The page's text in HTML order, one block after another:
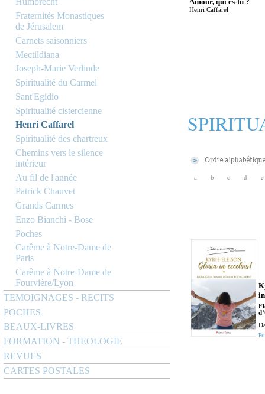
Fraternités Monastiques
de Jérusalem
Carnets saisonniers
Mectildiana
Joseph-Marie Verlinde
Spiritualité du Carmel
Sant'Egidio
Spiritualité cistercienne
Henri Caffarel
Spiritualité des chartreux
Chemins vers le silence
intérieur
Au fil de l'année
Patrick Chauvet
Grands Carmes
Enzo Bianchi - Bose
Poches
Carême à Notre-Dame de
Paris
Carême à Notre-Dame de
Fourvière/Lyon
TEMOIGNAGES - RECITS
POCHES
BEAUX-LIVRES
FORMATION - THEOLOGIE
REVUES
CARTES POSTALES
Henri Caffarel
a b c d e